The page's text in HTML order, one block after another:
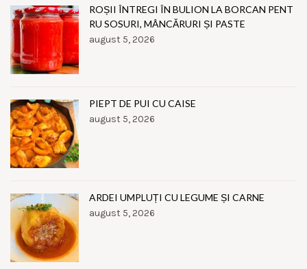
ROȘII ÎNTREGI ÎN BULION LA BORCAN PENT
RU SOSURI, MÂNCĂRURI ȘI PASTE
august 5, 2026
PIEPT DE PUI CU CAISE
august 5, 2026
ARDEI UMPLUȚI CU LEGUME ȘI CARNE
august 5, 2026